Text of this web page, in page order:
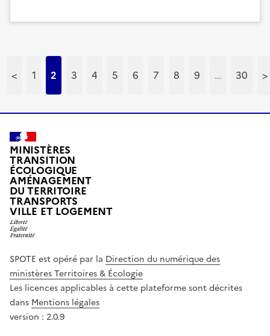
< 1 2 3 4 5 6 7 8 9 … 30 >
MINISTÈRES
TRANSITION
ÉCOLOGIQUE
AMÉNAGEMENT
DU TERRITOIRE
TRANSPORTS
VILLE ET LOGEMENT
SPOTE est opéré par la Direction du numérique des
ministères Territoires & Écologie
Les licences applicables à cette plateforme sont décrites
dans Mentions légales
version : 2.0.9